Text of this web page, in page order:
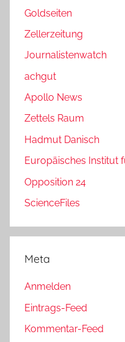
Goldseiten
Zellerzeitung
Journalistenwatch
achgut
Apollo News
Zettels Raum
Hadmut Danisch
Europäisches Institut
Opposition 24
ScienceFiles
Meta
Anmelden
Eintrags-Feed
Kommentar-Feed